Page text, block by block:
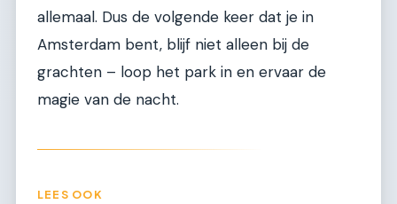
allemaal. Dus de volgende keer dat je in
Amsterdam bent, blijf niet alleen bij de
grachten – loop het park in en ervaar de
magie van de nacht.
LEES OOK